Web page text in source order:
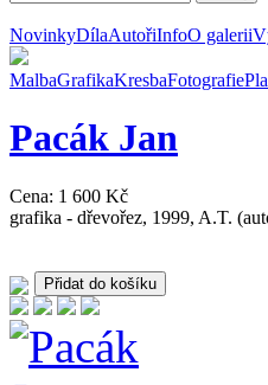
NovinkyDílaAutořiInfoO galerii
MalbaGrafikaKresbaFotografie
Pacák Jan
Cena: 1 600 Kč
grafika - dřevořez, 1999, A.T.